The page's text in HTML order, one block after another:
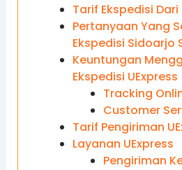
Tarif Ekspedisi
Pertanyaan Yang
Ekspedisi Sidoarjo
Keuntungan
Ekspedisi UExpress
Tracking
Customer
Tarif Pengiriman
Layanan UExpress
Pengiriman